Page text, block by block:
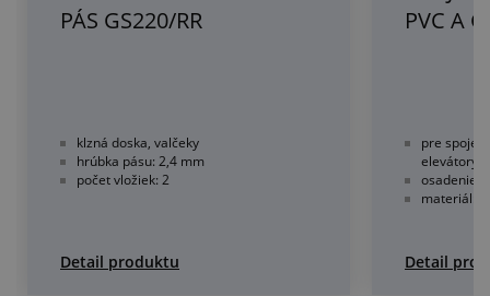
PÁS GS220/RR
klzná doska, valčeky
hrúbka pásu: 2,4 mm
počet vložiek: 2
Detail produktu
PVC A
pre
elevátory
osadenie
materiál:
Detail